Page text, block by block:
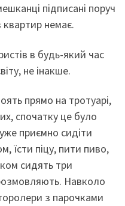
підписані поруч
квартир немає.
в будь-який час
не інакше.
прямо на тротуарі,
спочатку це було
приємно сидіти
їсти піцу, пити пиво,
сидять три
розмовляють. Навколо
з парочками